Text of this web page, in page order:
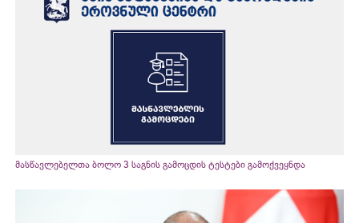
მასწავლებელთა ბოლო 3 საგნის გამოცდის ტესტები გამოქვეყნდა